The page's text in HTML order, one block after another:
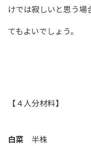
けでは寂しいと思う
てもよいでしょう。
【４人分材料】
白菜 半株